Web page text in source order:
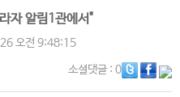
자 알림1관에서"
오전 9:48:15
소셜댓글: 0